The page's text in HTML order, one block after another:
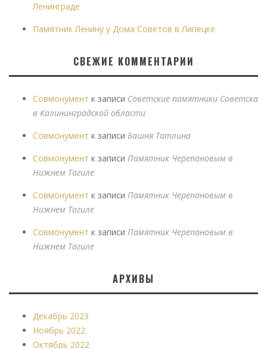
Ленинграде
Памятник Ленину у Дома Советов в Липецке
СВЕЖИЕ КОММЕНТАРИИ
Совмонумент к записи Советские памятники Советска
в Калининградской области
Совмонумент к записи Башня Татлина
Совмонумент к записи Памятник Черепановым в
Нижнем Тагиле
Совмонумент к записи Памятник Черепановым в
Нижнем Тагиле
Совмонумент к записи Памятник Черепановым в
Нижнем Тагиле
АРХИВЫ
Декабрь 2023
Ноябрь 2022
Октябрь 2022